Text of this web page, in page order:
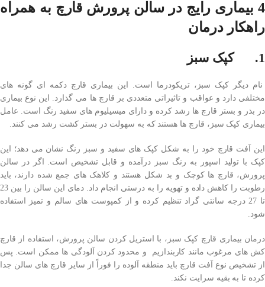
4 بیماری رایج در سالن پرورش قارچ به همراه
راهکار درمان
1. کپک سبز
نام دیگر کپک سبز، تریکودرما است. این بیماری قارچ دکمه ای گونه های
مختلفی دارد و عواقب و تاثیراتی متعددی بر قارچ ها می گذارد. این نوع بیماری
در بذر و بستر قارچ ها رشد کرده و دارای میسیلیوم های سفید رنگ است. عامل
بیماری کپک سبز، قارچ ها هستند که به سهولت در بستر کشت رشد می کنند.
این آفت قارچ خود را به شکل کپک های سفید و سبز رنگ نشان می دهد؛ این
کپک با تولید اسپور به رنگ سبز درآمده و قابل تشخیص است. اگر در سالن
پرورش، قارچ ها کوچک و بد شکل هستند و کلاهک های جمع شده دارند، باید
رطوبت را کاهش داده و تهویه را به درستی انجام داد. دمای این سالن را بین 23
تا 27 درجه سانتی گراد تنظیم کرده و از کمپوست‌ های سالم و تمیز استفاده
شود.
درمان بیماری قارچ کپک سبز، با استریل کردن سالن پرورش، استفاده از قارچ
کش های مرغوب مانند کاربندازیم و محدود کردن آلودگی ها ممکن است. پس
از تشخیص نوع آفت قارچ باید منطقه آلوده را فوراً از سایر قارچ های سالن جدا
کرده تا به بقیه سرایت نکند.